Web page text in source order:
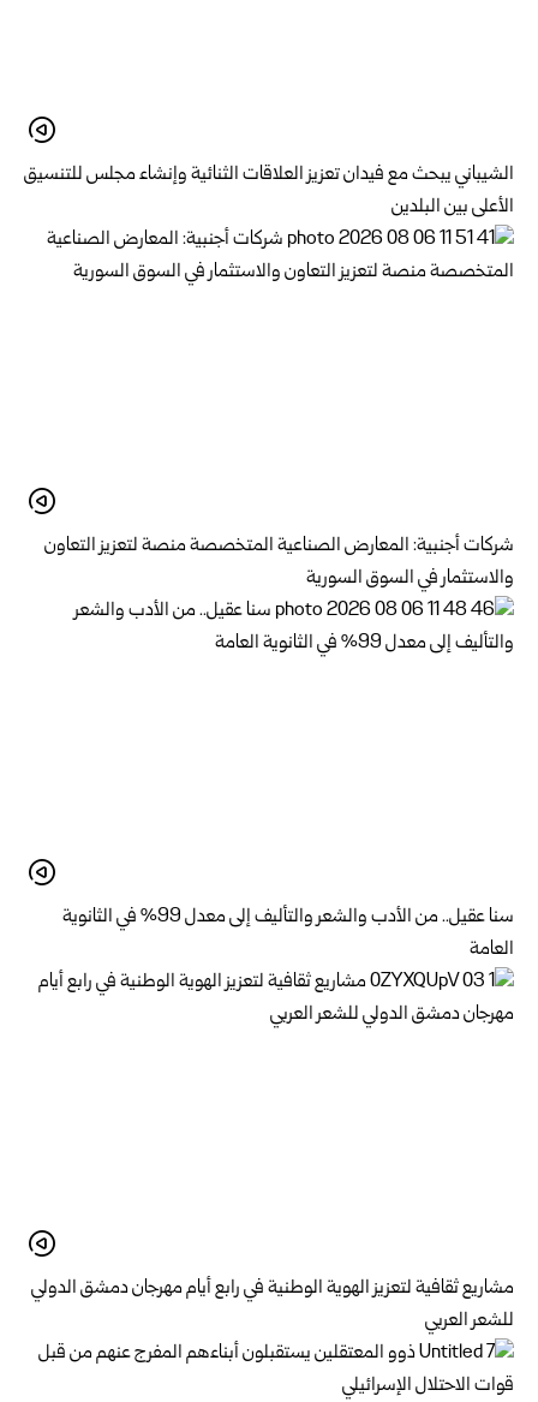
الشيباني يبحث مع فيدان تعزيز العلاقات الثنائية وإنشاء مجلس للتنسيق
الأعلى بين البلدين
شركات أجنبية: المعارض الصناعية المتخصصة منصة لتعزيز التعاون
والاستثمار في السوق السورية
سنا عقيل.. من الأدب والشعر والتأليف إلى معدل 99% في الثانوية
العامة
مشاريع ثقافية لتعزيز الهوية الوطنية في رابع أيام مهرجان دمشق الدولي
للشعر العربي